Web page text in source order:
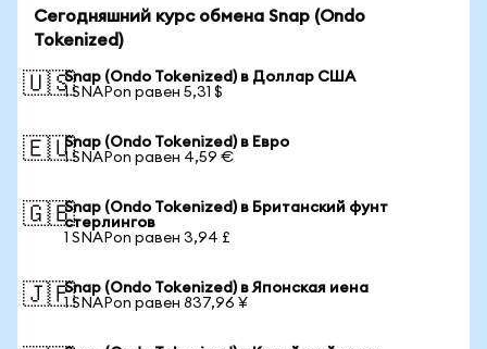
Сегодняшний курс обмена Snap (Ondo
Tokenized)
🇺🇸Snap (Ondo Tokenized) в Доллар США
1 SNAPon равен 5,31 $
🇪🇺Snap (Ondo Tokenized) в Евро
1 SNAPon равен 4,59 €
🇬🇧Snap (Ondo Tokenized) в Британский фунт
стерлингов
1 SNAPon равен 3,94 £
🇯🇵Snap (Ondo Tokenized) в Японская иена
1 SNAPon равен 837,96 ¥